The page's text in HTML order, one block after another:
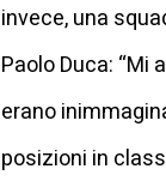
invece, una
Paolo Duca:
erano
posizioni in